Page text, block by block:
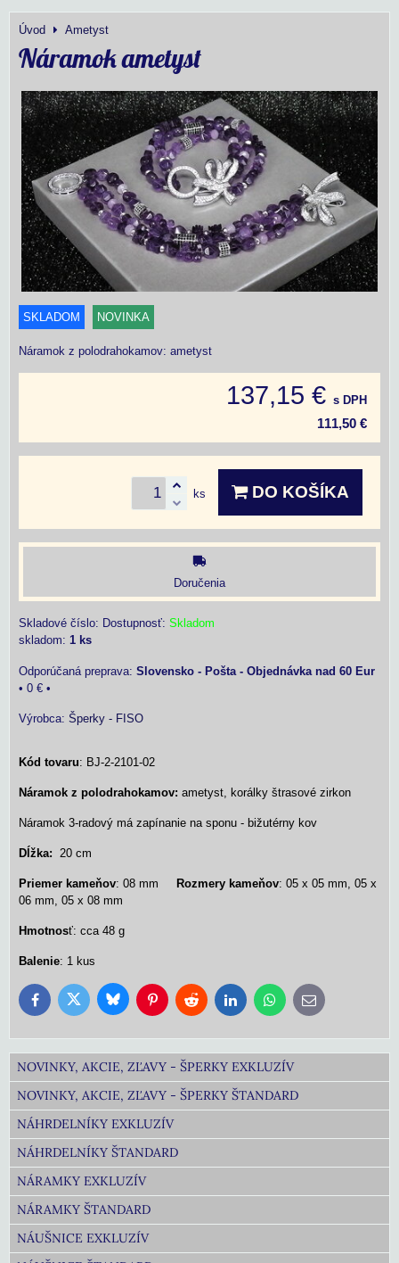
Úvod Ametyst
Náramok ametyst
SKLADOM NOVINKA
Náramok z polodrahokamov: ametyst
137,15 € s DPH
111,50 €
ks DO KOŠÍKA
Doručenia
Skladové číslo: Dostupnosť: Skladom
skladom: 1 ks
Slovensko - Pošta - Objednávka nad 60 Eur
• 0 € •
Výrobca: Šperky - FISO
Kód tovaru: BJ-2-2101-02
Náramok z polodrahokamov: ametyst, korálky štrasové zirkon
Náramok 3-radový má zapínanie na sponu - bižutérny kov
Dĺžka: 20 cm
Priemer kameňov: 08 mm Rozmery kameňov: 05 x 05 mm, 05 x
06 mm, 05 x 08 mm
Hmotnosť: cca 48 g
Balenie: 1 kus
FacebookTwitter BlueskyPinterestReddit LinkedInWhatsApp
E-
mail
NOVINKY, AKCIE, ZĽAVY - ŠPERKY EXKLUZÍV
NOVINKY, AKCIE, ZĽAVY - ŠPERKY ŠTANDARD
NÁHRDELNÍKY EXKLUZÍV
NÁHRDELNÍKY ŠTANDARD
NÁRAMKY EXKLUZÍV
NÁRAMKY ŠTANDARD
NÁUŠNICE EXKLUZÍV